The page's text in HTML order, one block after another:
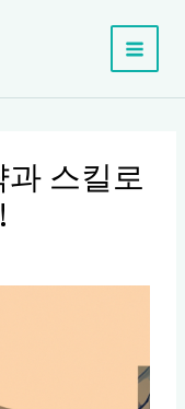
스킬로